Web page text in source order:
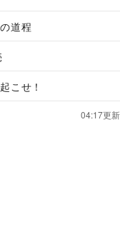
道程
こせ！
04:17更新